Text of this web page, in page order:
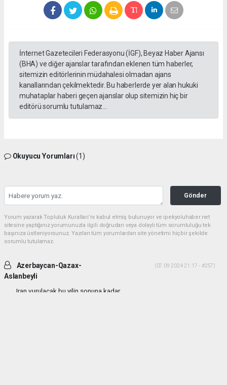
İnternet Gazetecileri Federasyonu (İGF), Beyaz Haber Ajansı
(BHA) ve diğer ajanslar tarafından eklenen tüm haberler,
sitemizin editörlerinin müdahalesi olmadan ajans
kanallarından çekilmektedir. Bu haberlerde yer alan hukuki
muhataplar haberi geçen ajanslar olup sitemizin hiç bir
editörü sorumlu tutulamaz...
Okuyucu Yorumları(1)
Gönder
Yorum yazarak Topluluk Kuralları’nı kabul etmiş bulunuyor ve ipekyoluhaber.net
sitesine yaptığınız yorumunuzla ilgili doğrudan veya dolaylı tüm sorumluluğu tek
başınıza üstleniyorsunuz. Yazılan tüm yorumlardan site yönetimi hiçbir şekilde
sorumlu tutulamaz.
Azerbaycan-Qazax-
Aslanbeyli
(07.09.2024 21:17 - #257)
Iran vurulacak bu yilin sonuna kadar...